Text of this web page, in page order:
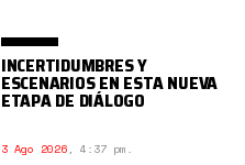
INCERTIDUMBRES Y
ESCENARIOS EN ESTA NUEVA
ETAPA DE DIÁLOGO
3 Ago 2026, 4:37 pm.